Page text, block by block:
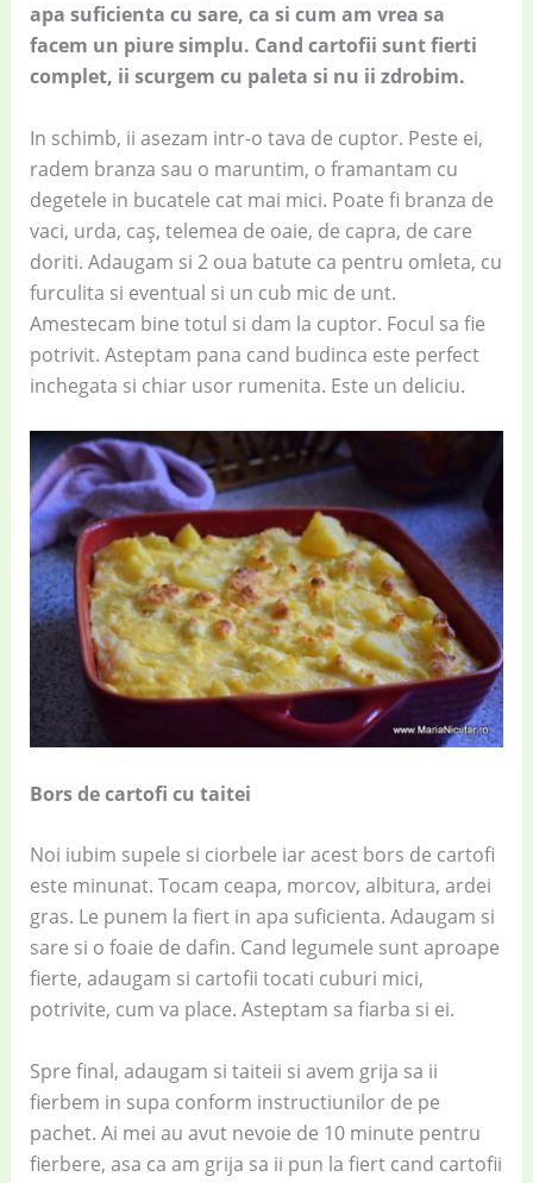
apa suficienta cu sare, ca si cum am vrea sa
facem un piure simplu. Cand cartofii sunt fierti
complet, ii scurgem cu paleta si nu ii zdrobim.
In schimb, ii asezam intr-o tava de cuptor. Peste ei,
radem branza sau o maruntim, o framantam cu
degetele in bucatele cat mai mici. Poate fi branza de
vaci, urda, caș, telemea de oaie, de capra, de care
doriti. Adaugam si 2 oua batute ca pentru omleta, cu
furculita si eventual si un cub mic de unt.
Amestecam bine totul si dam la cuptor. Focul sa fie
potrivit. Asteptam pana cand budinca este perfect
inchegata si chiar usor rumenita. Este un deliciu.
Bors de cartofi cu taitei
Noi iubim supele si ciorbele iar acest bors de cartofi
este minunat. Tocam ceapa, morcov, albitura, ardei
gras. Le punem la fiert in apa suficienta. Adaugam si
sare si o foaie de dafin. Cand legumele sunt aproape
fierte, adaugam si cartofii tocati cuburi mici,
potrivite, cum va place. Asteptam sa fiarba si ei.
Spre final, adaugam si taiteii si avem grija sa ii
fierbem in supa conform instructiunilor de pe
pachet. Ai mei au avut nevoie de 10 minute pentru
fierbere, asa ca am grija sa ii pun la fiert cand cartofii